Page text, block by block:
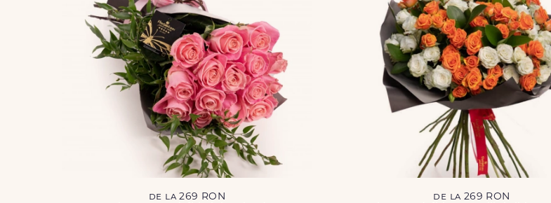
de la 269 RON
de la 269 RON